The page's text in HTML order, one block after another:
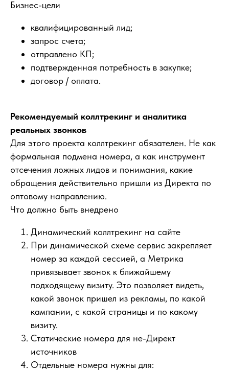
Бизнес-цели
квалифицированный лид;
запрос счета;
отправлено КП;
подтвержденная потребность в закупке;
договор / оплата.
Рекомендуемый коллтрекинг и аналитика
реальных звонков
Для этого проекта коллтрекинг обязателен. Не как
формальная подмена номера, а как инструмент
отсечения ложных лидов и понимания, какие
обращения действительно пришли из Директа по
оптовому направлению.
Что должно быть внедрено
Динамический коллтрекинг на сайте
При динамической схеме сервис закрепляет
номер за каждой сессией, а Метрика
привязывает звонок к ближайшему
подходящему визиту. Это позволяет видеть,
какой звонок пришел из рекламы, по какой
кампании, с какой страницы и по какому
визиту.
Статические номера для не-Директ
источников
Отдельные номера нужны для: